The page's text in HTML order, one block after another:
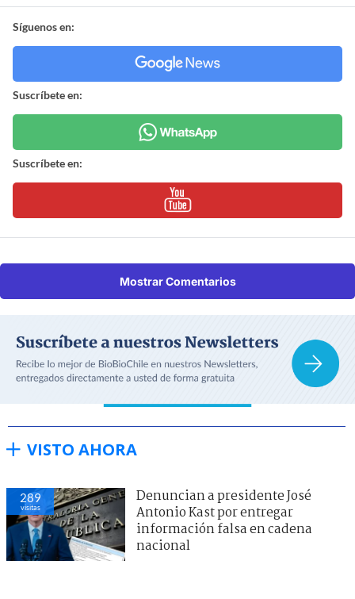
Síguenos en:
Suscríbete en:
Suscríbete en:
Mostrar Comentarios
VISTO AHORA
289
visitas
Denuncian a presidente José
Antonio Kast por entregar
información falsa en cadena
nacional